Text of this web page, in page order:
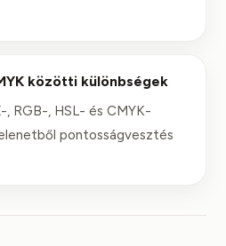
közötti különbségek
RGB-, HSL- és CMYK-
pontosságvesztés